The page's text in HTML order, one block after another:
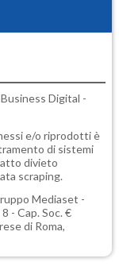
Digital -
e/o riprodotti è
di sistemi
divieto
scraping.
Mediaset -
- Cap. Soc. €
di Roma,